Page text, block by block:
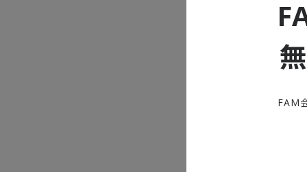
解説動画
＜無料で
FAM